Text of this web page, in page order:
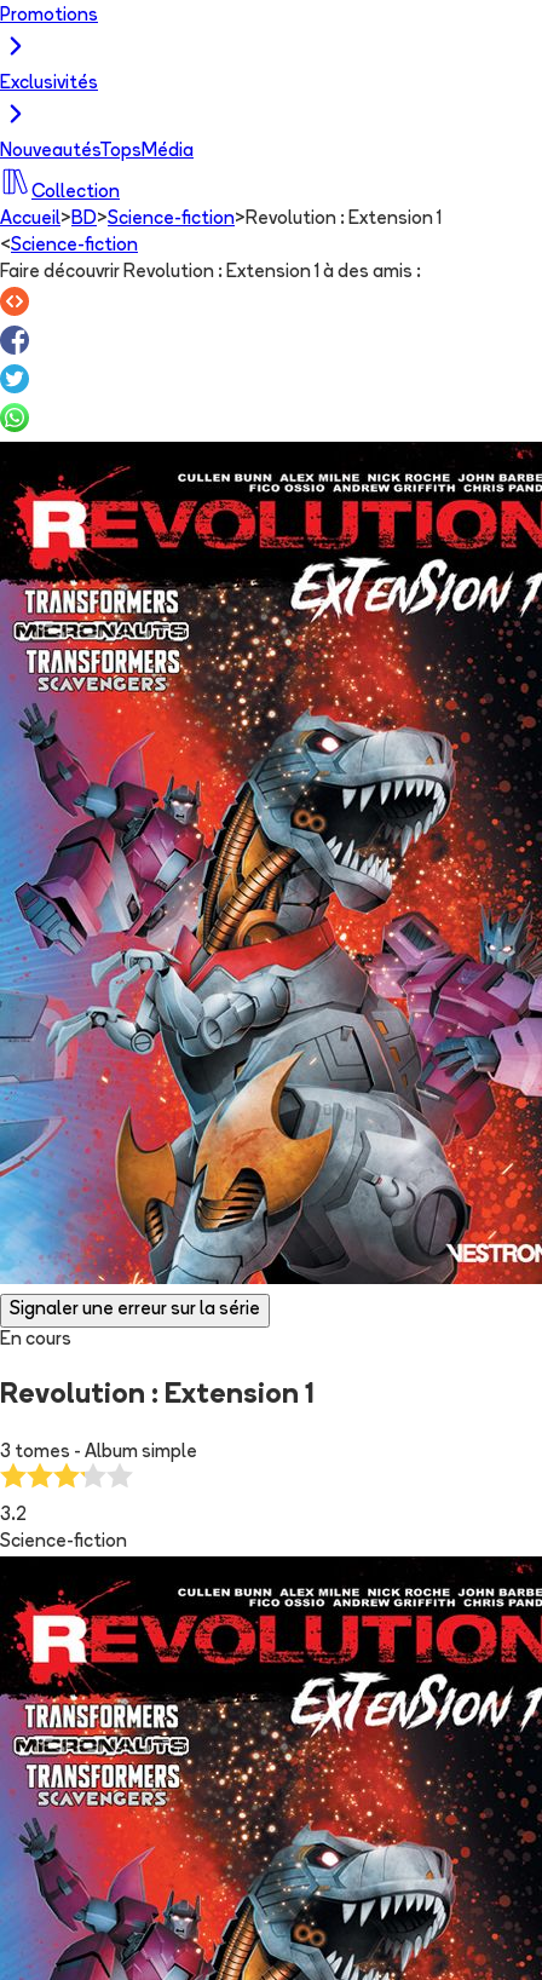
Promotions
Exclusivités
NouveautésTops Média
Collection
Accueil> BD>Science-fiction> Revolution : Extension 1
<Science-fiction
Faire découvrir Revolution : Extension 1 à des amis :
Signaler une erreur sur la série
En cours
Revolution : Extension 1
3 tomes - Album simple
3.2
Science-fiction